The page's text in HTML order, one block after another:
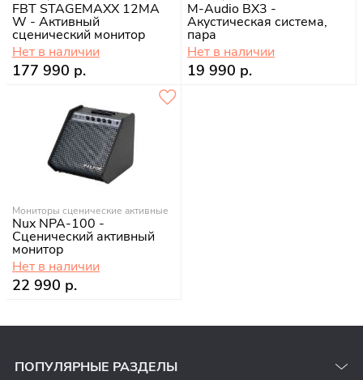
FBT STAGEMAXX 12MA
W - Активный
сценический монитор
Нет в наличии
177 990 р.
M-Audio BX3 -
Акустическая система,
пара
Нет в наличии
19 990 р.
Мониторы сценические активные
Nux NPA-100 -
Сценический активный
монитор
Нет в наличии
22 990 р.
ПОПУЛЯРНЫЕ РАЗДЕЛЫ